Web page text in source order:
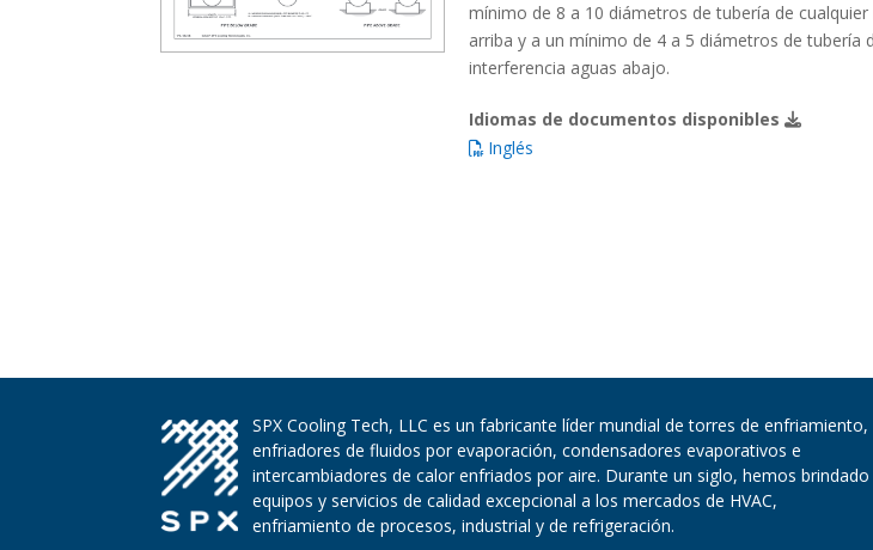
mínimo de 8 a 10 diámetros de tubería de
arriba y a un mínimo de 4 a 5 diámetros de tubería
interferencia aguas abajo.
Idiomas de documentos disponibles
Inglés
SPX Cooling Tech, LLC es un fabricante líder mundial de torres de enfriamiento,
enfriadores de fluidos por evaporación, condensadores evaporativos e
intercambiadores de calor enfriados por aire. Durante un siglo, hemos brindado
equipos y servicios de calidad excepcional a los mercados de HVAC,
enfriamiento de procesos, industrial y de refrigeración.